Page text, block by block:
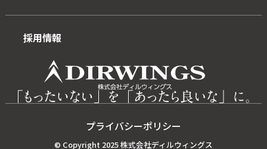
採用情報
プライバシーポリシー
© Copyright 2025 株式会社ディルウィングス